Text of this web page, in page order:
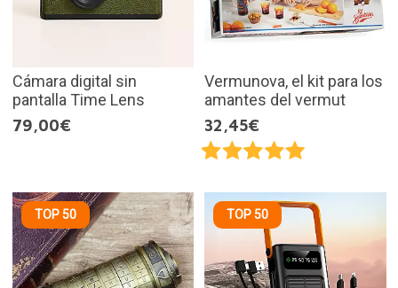
Cámara digital sin
pantalla Time Lens
79,00€
Vermunova, el kit para los
amantes del vermut
32,45€
TOP 50 TOP 50